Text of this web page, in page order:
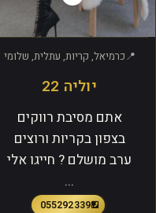
כרמיאל, קריות, עתלית, שלומי
יוליה 22
אתם מסיבת רווקים
בצפון בקריות ורוצים
ערב מושלם ? חייגו אלי
...
0552923391